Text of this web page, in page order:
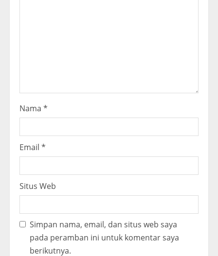
Nama *
Email *
Situs Web
Simpan nama, email, dan situs web saya
pada peramban ini untuk komentar saya
berikutnya.